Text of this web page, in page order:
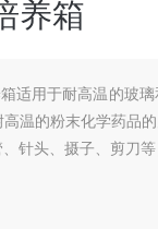
养箱
适用于耐高温的玻
温的粉末化学药品
针头、摄子、剪刀